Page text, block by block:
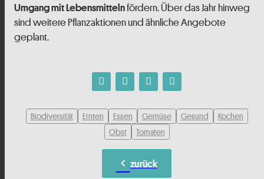
Umgang mit Lebensmittelnfördern. Über das Jahr hinweg
sind weitere Pflanzaktionen und ähnliche Angebote
geplant.
Biodiversität Ernten Essen Gemüse Gesund
Kochen
Obst
Tomaten
chevron_left zurück